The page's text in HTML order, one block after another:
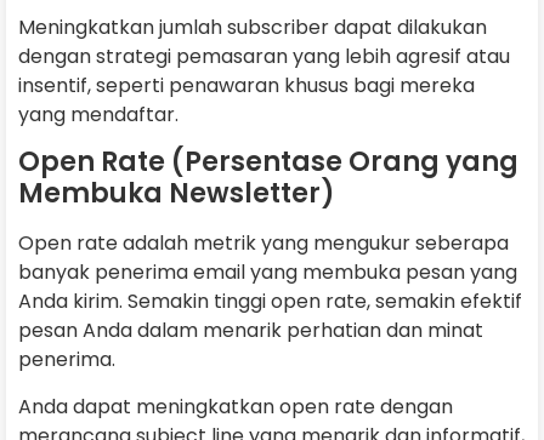
Meningkatkan jumlah subscriber dapat dilakukan
dengan strategi pemasaran yang lebih agresif atau
insentif, seperti penawaran khusus bagi mereka
yang mendaftar.
Open Rate (Persentase Orang yang
Membuka Newsletter)
Open rate adalah metrik yang mengukur seberapa
banyak penerima email yang membuka pesan yang
Anda kirim. Semakin tinggi open rate, semakin efektif
pesan Anda dalam menarik perhatian dan minat
penerima.
Anda dapat meningkatkan open rate dengan